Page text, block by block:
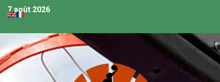
7 août 2026